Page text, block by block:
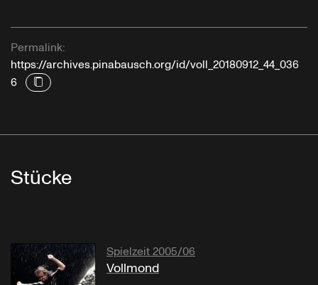
Permalink:
https://archives.pinabausch.org/id/voll_20180912_44_036
6
Stücke
Spielzeit 2005/06
Vollmond